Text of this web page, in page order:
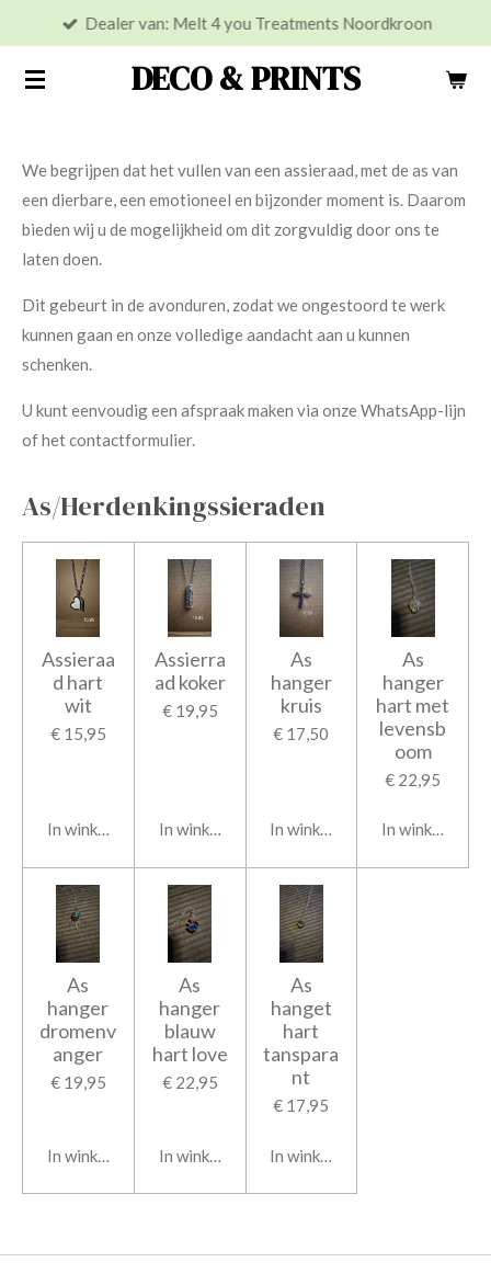
naar
DECO & PRINTS
Dealer van: Melt 4 you Treatments Noordkroon
We begrijpen dat het vullen van een assieraad, met de as van
een dierbare, een emotioneel en bijzonder moment is. Daarom
bieden wij u de mogelijkheid om dit zorgvuldig door ons te
laten doen.
Dit gebeurt in de avonduren, zodat we ongestoord te werk
kunnen gaan en onze volledige aandacht aan u kunnen
schenken.
U kunt eenvoudig een afspraak maken via onze WhatsApp-lijn
of het contactformulier.
As/Herdenkingssieraden
Assieraa
d hart
wit
€ 15,95
In winkelwagen
Assierra
ad koker
€ 19,95
In winkelwagen
As
hanger
kruis
€ 17,50
In winkelwagen
As
hanger
hart met
levensb
oom
€ 22,95
In
As
hanger
dromenv
anger
€ 19,95
In winkelwagen
As
hanger
blauw
hart love
€ 22,95
In winkelwagen
As
hanget
hart
tanspara
nt
€ 17,95
In winkelwagen